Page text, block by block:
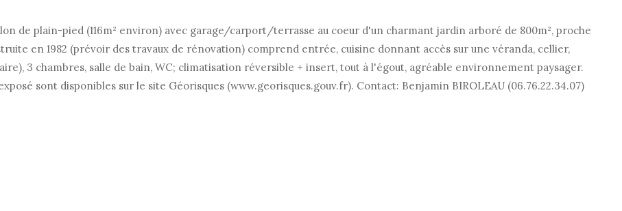
de plain-pied (116m² environ) avec garage/carport/terrasse au coeur d'un charmant jardin arboré de 800m², proche
en 1982 (prévoir des travaux de rénovation) comprend entrée, cuisine donnant accès sur une véranda, cellier,
3 chambres, salle de bain, WC; climatisation réversible + insert, tout à l'égout, agréable environnement paysager.
sont disponibles sur le site Géorisques (www.georisques.gouv.fr). Contact: Benjamin BIROLEAU (06.76.22.34.07)